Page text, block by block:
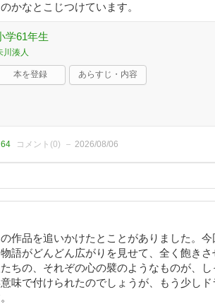
かなとこじつけています。
学61年生
川湊人
本を登録 あらすじ・内容
コメント(0) 2026/08/06
作品を追いかけたとことがありました。
語がどんどん広がりを見せて、全く飽き
ちの、それぞの心の襞のようなものが、し
味で付けられたのでしょうが、もう少し